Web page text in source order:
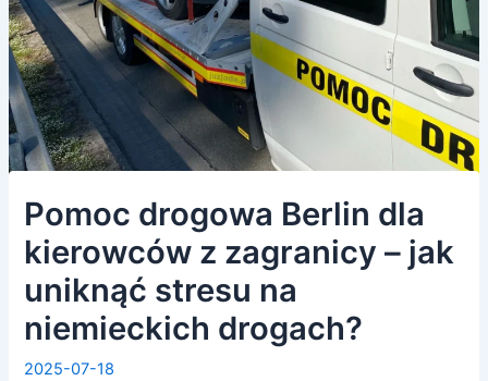
Pomoc drogowa Berlin dla
kierowców z zagranicy – jak
uniknąć stresu na
niemieckich drogach?
2025-07-18